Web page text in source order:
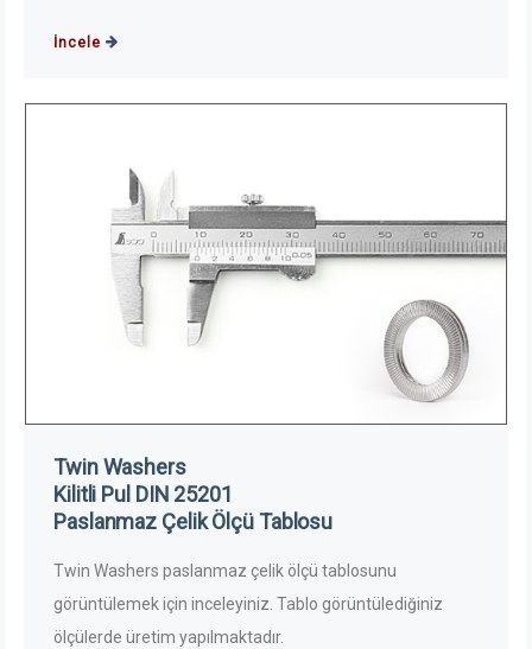
İncele
Twin Washers
Kilitli Pul DIN 25201
Paslanmaz Çelik Ölçü Tablosu
Twin Washers paslanmaz çelik ölçü tablosunu
görüntülemek için inceleyiniz. Tablo görüntülediğiniz
ölçülerde üretim yapılmaktadır.